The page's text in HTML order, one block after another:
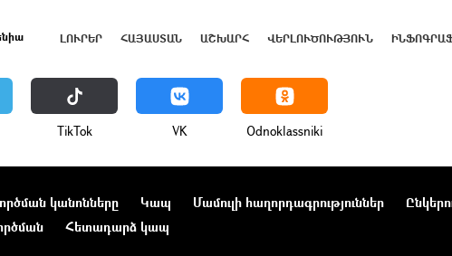
ԼՈՒՐԵՐ ՀԱՅԱՍՏԱՆ ԱՇԽԱՐՀ ՎԵՐԼՈՒԾՈՒԹՅՈՒՆ
ТikТоk VK Odnoklassniki
կանոնները Կապ Մամուլի հաղորդագրություններ
Հետադարձ կապ